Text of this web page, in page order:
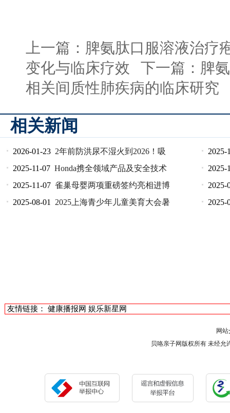
上一篇： 脾氨肽口服溶液治疗
变化与临床疗效 下一篇： 脾
相关间质性肺疾病的临床研究
相关新闻
2026-01-23 2年前防洪尿不湿火到2026！吸
2025-
2025-11-07 Honda携全领域产品及安全技术
2025-
2025-11-07 雀巢母婴两项重磅签约亮相进博
2025-
2025-08-01
2025上海青少年儿童美育大会暑 2025-
友情链接： 健康播报网 娱乐新星网
网
贝咯亲子网版权所有 未经允